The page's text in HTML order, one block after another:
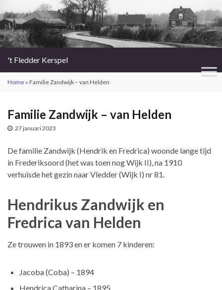
't Fledder Kerspel
Home » Familie Zandwijk – van Helden
Familie Zandwijk – van Helden
27 januari 2023
De familie Zandwijk (Hendrik en Fredrica) woonde lange tijd
in Frederiksoord (het was toen nog Wijk II), na 1910
verhuisde het gezin naar Vledder (Wijk I) nr 81.
Hendrikus Zandwijk en
Fredrica van Helden
Ze trouwen in 1893 en er komen 7 kinderen:
Jacoba (Coba) – 1894
Hendrica Catharina – 1895